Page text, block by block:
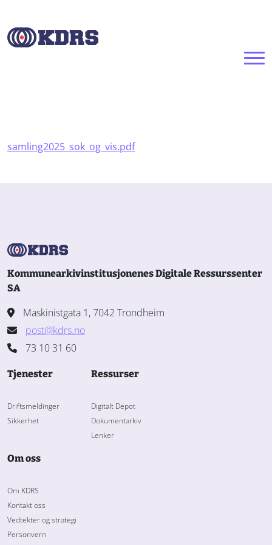
Hopp til hovedinnhold
Dokument
samling2025_sok_og_vis.pdf
Kommunearkivinstitusjonenes Digitale Ressurssenter
SA
Maskinistgata 1, 7042 Trondheim
post@kdrs.no
73 10 31 60
Tjenester
Driftsmeldinger
Sikkerhet
Ressurser
Digitalt Depot
Dokumentarkiv
Lenker
Om oss
Om KDRS
Kontakt oss
Vedtekter og strategi
Personvern